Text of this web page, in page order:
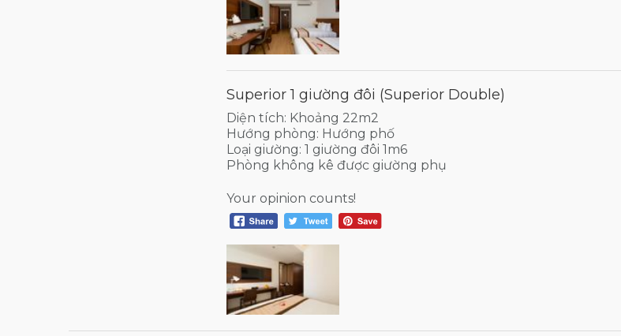
Superior 1 giường đôi (Superior Double)
Diện tích: Khoảng 22m2
Hướng phòng: Hướng phố
Loại giường: 1 giường đôi 1m6
Phòng không kê được giường phụ
Your opinion counts!